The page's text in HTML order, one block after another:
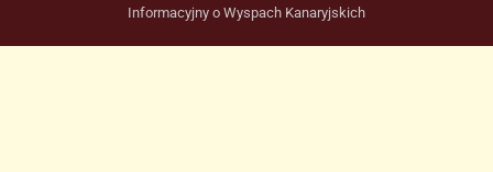
Informacyjny o Wyspach Kanaryjskich